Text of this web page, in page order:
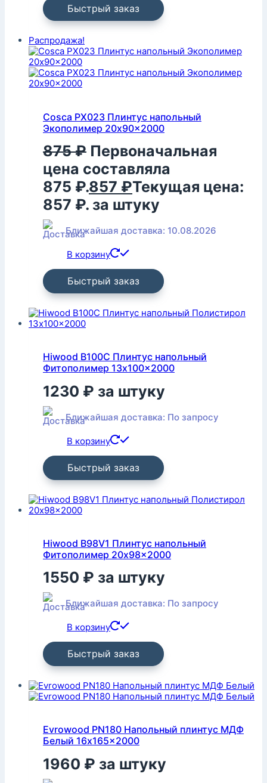
Быстрый заказ
Распродажа!
Cosca PX023 Плинтус напольный
Экополимер 20x90x2000
875₽ Первоначальная
цена составляла
875 ₽.857 ₽Текущая цена:
857 ₽. за штуку
Ближайшая доставка: 10.08.2026
В корзину
Быстрый заказ
Hiwood B100C Плинтус напольный
Фитополимер 13x100x2000
1230 ₽ за штуку
Ближайшая доставка: По запросу
В корзину
Быстрый заказ
Hiwood B98V1 Плинтус напольный
Фитополимер 20x98x2000
1550 ₽ за штуку
Ближайшая доставка: По запросу
В корзину
Быстрый заказ
Evrowood PN180 Напольный плинтус МДФ
Белый 16x165x2000
1960 ₽ за штуку